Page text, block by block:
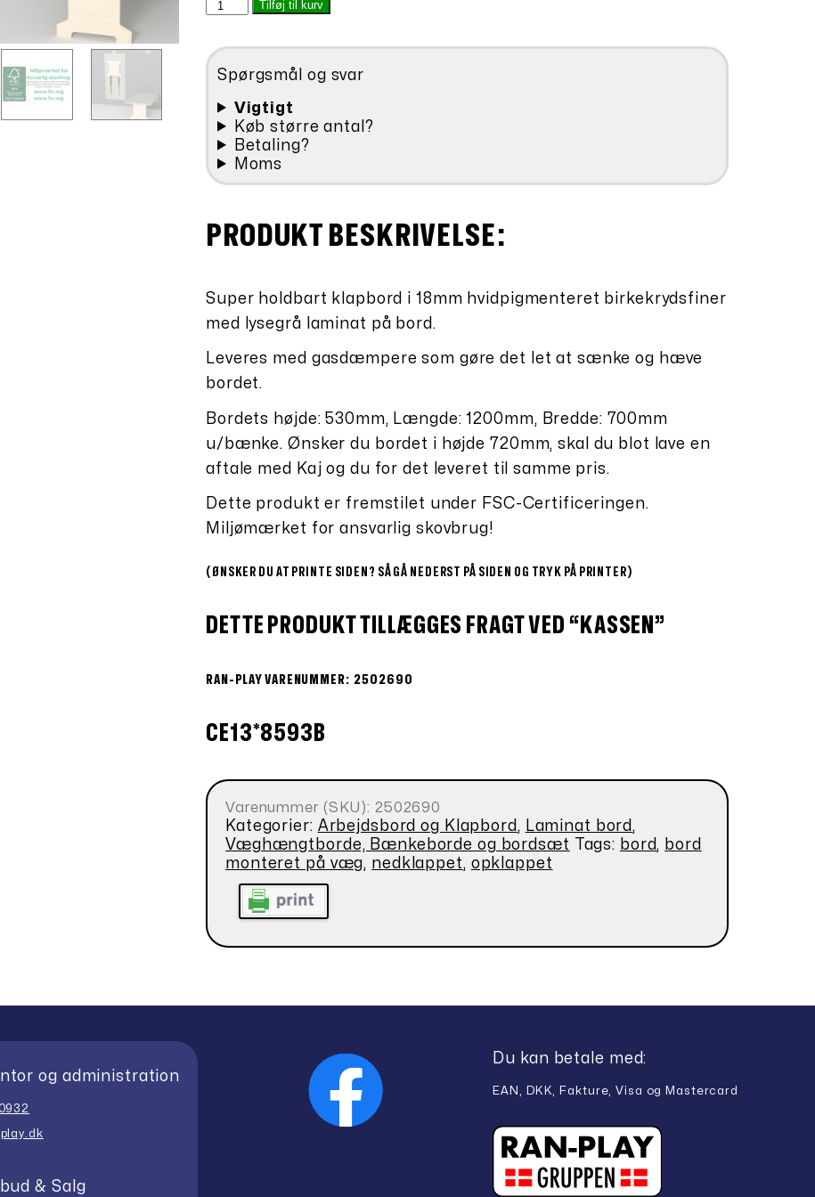
var:
Væghængt
1200
antal
Tilføj til kurv
Spørgsmål og svar
Vigtigt
Køb større antal?
Betaling?
Moms
PRODUKT BESKRIVELSE:
Super holdbart klapbord i 18mm hvidpigmenteret birkekrydsfiner
med lysegrå laminat på bord.
Leveres med gasdæmpere som gøre det let at sænke og hæve
bordet.
Bordets højde: 530mm, Længde: 1200mm, Bredde: 700mm
u/bænke. Ønsker du bordet i højde 720mm, skal du blot lave en
aftale med Kaj og du for det leveret til samme pris.
Dette produkt er fremstilet under FSC-Certificeringen.
Miljømærket for ansvarlig skovbrug!
(ØNSKER DU AT PRINTE SIDEN? SÅ GÅ NEDERST PÅ SIDEN OG TRYK PÅ PRINTER)
DETTE PRODUKT TILLÆGGES FRAGT VED “KASSEN”
RAN-PLAY VARENUMMER: 2502690
CE13*8593B
Varenummer (SKU): 2502690
Kategorier: Arbejdsbord og Klapbord , Laminat bord ,
Væghængtborde, Bænkeborde og bordsæt
Tags: bord, bord
monteret på væg, nedklappet, opklappet
og administration
& Salg
Du kan betale med:
EAN, DKK, Fakture, Visa og Mastercard